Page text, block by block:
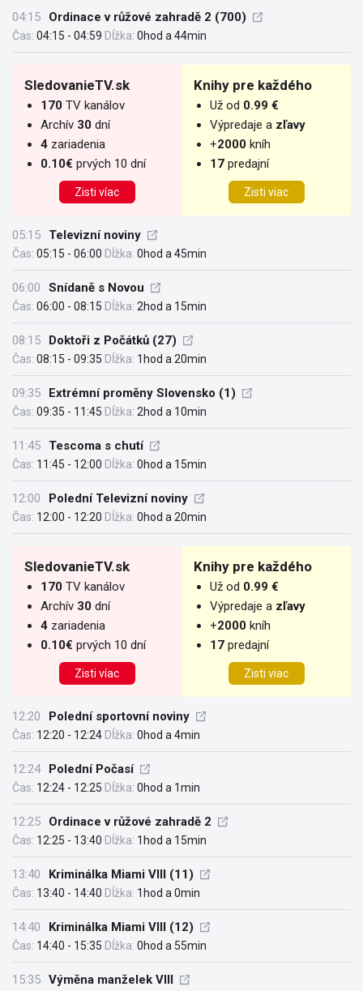
04:15 Ordinace v růžové zahradě 2 (700)
Čas: 04:15 - 04:59 Dĺžka: 0hod a 44min
SledovanieTV.sk
170 TV kanálov
Archív 30 dní
4 zariadenia
0.10€ prvých 10 dní
Zisti víac
Knihy pre každého
Už od 0.99 €
Výpredaje a zľavy
+2000 kníh
17 predajní
Zisti viac
05:15 Televizní noviny
Čas: 05:15 - 06:00 Dĺžka: 0hod a 45min
06:00 Snídaně s Novou
Čas: 06:00 - 08:15 Dĺžka: 2hod a 15min
08:15 Doktoři z Počátků (27)
Čas: 08:15 - 09:35 Dĺžka: 1hod a 20min
09:35 Extrémní proměny Slovensko (1)
Čas: 09:35 - 11:45 Dĺžka: 2hod a 10min
11:45 Tescoma s chutí
Čas: 11:45 - 12:00 Dĺžka: 0hod a 15min
12:00 Polední Televizní noviny
Čas: 12:00 - 12:20 Dĺžka: 0hod a 20min
SledovanieTV.sk
170 TV kanálov
Archív 30 dní
4 zariadenia
0.10€ prvých 10 dní
Zisti víac
Knihy pre každého
Už od 0.99 €
Výpredaje a zľavy
+2000 kníh
17 predajní
Zisti viac
12:20 Polední sportovní noviny
Čas: 12:20 - 12:24 Dĺžka: 0hod a 4min
12:24 Polední Počasí
Čas: 12:24 - 12:25 Dĺžka: 0hod a 1min
12:25 Ordinace v růžové zahradě 2
Čas: 12:25 - 13:40 Dĺžka: 1hod a 15min
13:40 Kriminálka Miami VIII (11)
Čas: 13:40 - 14:40 Dĺžka: 1hod a 0min
14:40 Kriminálka Miami VIII (12)
Čas: 14:40 - 15:35 Dĺžka: 0hod a 55min
15:35 Výměna manželek VIII